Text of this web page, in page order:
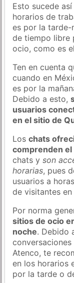
Esto sucede
horarios de
es por la tarde-
de tiempo libre
ocio, como es
Ten en cuenta
cuando en
es por la
Debido a esto,
usuarios
en el sitio de
Loschats
comprenden el
chats yson
horarias, pues
usuarios a
de visitantes en
Por norma
sitios de ocio
noche. Debido
Atenco, te
en los horarios
por la tarde o